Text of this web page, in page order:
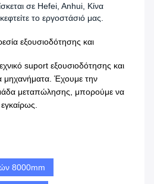
σε Hefei, Anhui, Κίνα
το εργοστάσιό μας.
εξουσιοδότησης και
suport εξουσιοδότησης και
μηχανήματα. Έχουμε την
μεταπώλησης, μπορούμε να
8000mm